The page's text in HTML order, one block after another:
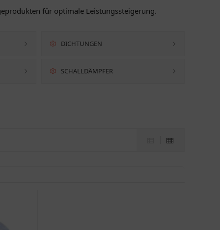
für optimale Leistungssteigerung.
DICHTUNGEN
SCHALLDÄMPFER